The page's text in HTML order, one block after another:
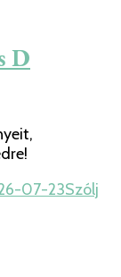
D
07-23Szólj